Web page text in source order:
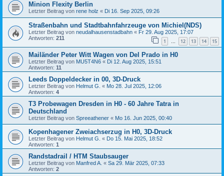
Minion Flexity Berlin
Letzter Beitrag von rene holz « Di 16. Sep 2025, 09:26
Straßenbahn und Stadtbahnfahrzeuge von Michiel(NDS)
Letzter Beitrag von neudalhausenstadbahn « Fr 29. Aug 2025, 17:07
Antworten: 211 1 … 12 13 14 15
Mailänder Peter Witt Wagen von Del Prado in H0
Letzter Beitrag von MU5T4N6 « Di 12. Aug 2025, 15:51
Antworten: 11
Leeds Doppeldecker in 00, 3D-Druck
Letzter Beitrag von Helmut G. « Mo 28. Jul 2025, 12:06
Antworten: 4
T3 Probewagen Dresden in H0 - 60 Jahre Tatra in
Deutschland
Letzter Beitrag von Spreeathener « Mo 16. Jun 2025, 00:40
Kopenhagener Zweiachserzug in H0, 3D-Druck
Letzter Beitrag von Helmut G. « Do 15. Mai 2025, 18:52
Antworten: 1
Randstadrail / HTM Staubsauger
Letzter Beitrag von Manfred A. « Sa 29. Mär 2025, 07:33
Antworten: 2